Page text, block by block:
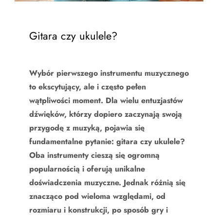
Gitara czy ukulele?
Wybór pierwszego instrumentu muzycznego
to ekscytujący, ale i często pełen
wątpliwości moment. Dla wielu entuzjastów
dźwięków, którzy dopiero zaczynają swoją
przygodę z muzyką, pojawia się
fundamentalne pytanie: gitara czy ukulele?
Oba instrumenty cieszą się ogromną
popularnością i oferują unikalne
doświadczenia muzyczne. Jednak różnią się
znacząco pod wieloma względami, od
rozmiaru i konstrukcji, po sposób gry i